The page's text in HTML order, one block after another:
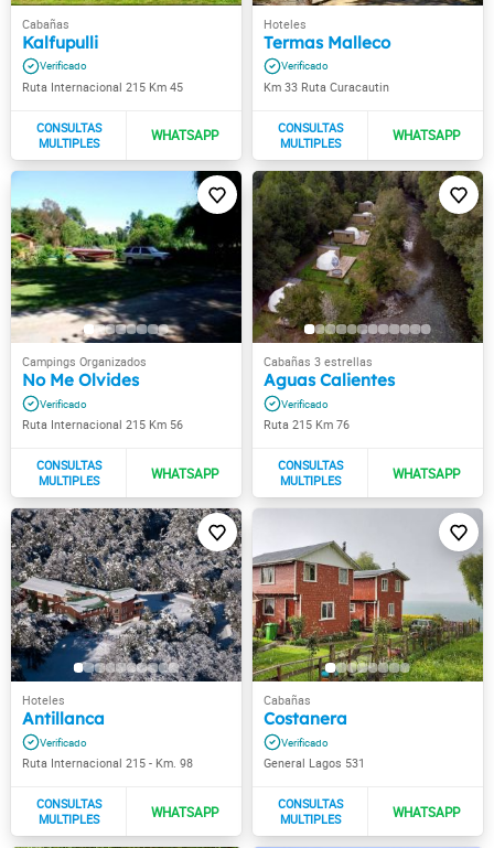
Kalfupulli
Ruta Internacional 215 Km 45
Termas Malleco
Km 33 Ruta Curacautin
No Me Olvides
Ruta Internacional 215 Km 56
Aguas Calientes
Ruta 215 Km 76
Antillanca
Ruta Internacional 215 - Km. 98
Costanera
General Lagos 531